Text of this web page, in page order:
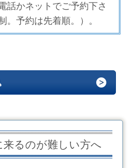
話かネットでご予約下さ
。予約は先着順。）。
来るのが難しい方へ